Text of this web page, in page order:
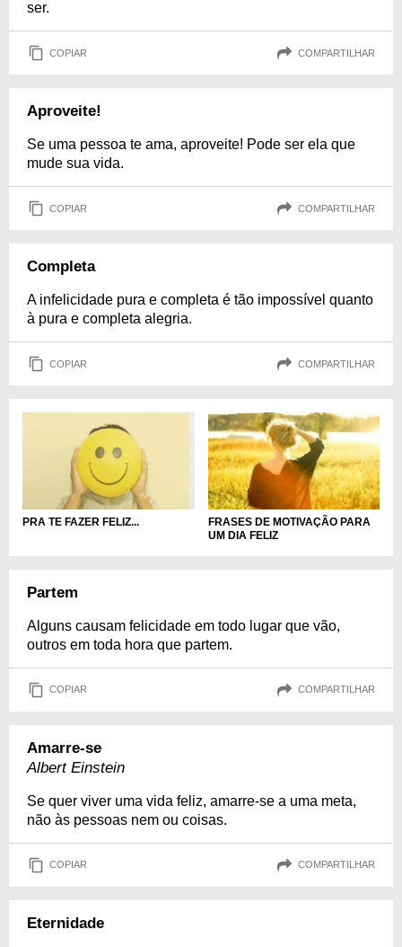
ser.
COPIAR COMPARTILHAR
Aproveite!
Se uma pessoa te ama, aproveite! Pode ser ela que
mude sua vida.
COPIAR COMPARTILHAR
Completa
A infelicidade pura e completa é tão impossível quanto
à pura e completa alegria.
COPIAR COMPARTILHAR
PRA TE FAZER FELIZ...
FRASES DE MOTIVAÇÃO PARA
UM DIA FELIZ
Partem
Alguns causam felicidade em todo lugar que vão,
outros em toda hora que partem.
COPIAR COMPARTILHAR
Amarre-se
Albert Einstein
Se quer viver uma vida feliz, amarre-se a uma meta,
não às pessoas nem ou coisas.
COPIAR COMPARTILHAR
Eternidade